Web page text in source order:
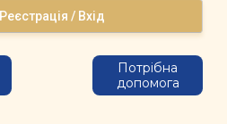
Реєстрація / Вхід
Потрібна
допомога